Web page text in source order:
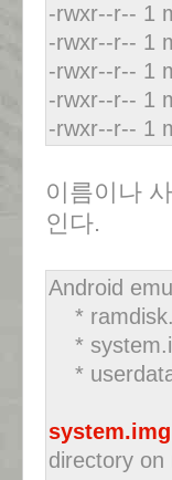
-rwxr--r-- 1
-rwxr--r-- 1
-rwxr--r-- 1
-rwxr--r-- 1
-rwxr--r-- 1
이름이나
인다.
Android
*
*
*
system.img
directory on